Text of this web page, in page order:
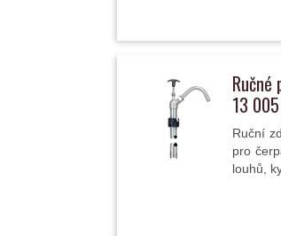
Ručné
13 005
Ruční
pro
louhů,